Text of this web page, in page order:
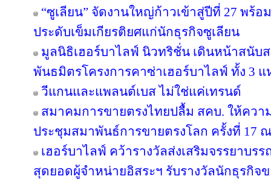
“ซูเลียน” จัดงานใหญ่ก้าวเข้าสู่ปีที่ 27 พร้
ประดับเข็มเกียรติยศแก่นักธุรกิจซูเลียน
มูลนิธิเฮอร์บาไลฟ์ นิวทริชั่น เดินหน้าสนับ
พันธมิตรโครงการคาซ่าเฮอร์บาไลฟ์ ทั้ง 3 แ
วีแกนและแพลนต์เบส ไม่ใช่แค่เทรนด์
สมาคมการขายตรงไทยปลื้ม สคบ. ให้คว
ประชุมสมาพันธ์การขายตรงโลก ครั้งที่ 17
เฮอร์บาไลฟ์ คว้ารางวัลส่งเสริมจรรยาบร
สุดยอดผู้จำหน่ายอิสระฯ รับรางวัลนักธุรกิจข